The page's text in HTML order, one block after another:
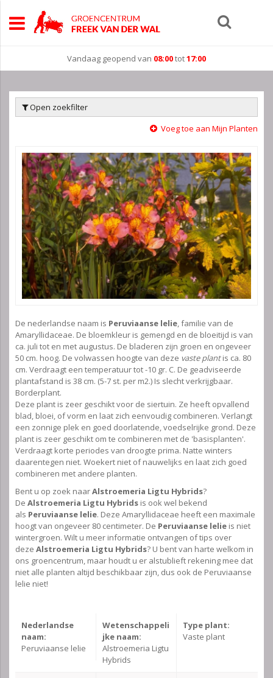
Vandaag geopend van 08:00tot17:00
Open zoekfilter
Voeg toe aan Mijn Planten
De nederlandse naam is Peruviaanse lelie, familie van de
Amaryllidaceae. De bloemkleur is gemengd en de bloeitijd is van
ca. juli tot en met augustus. De bladeren zijn groen en ongeveer
50 cm. hoog. De volwassen hoogte van deze vaste plantis ca. 80
cm. Verdraagt een temperatuur tot -10 gr. C. De geadviseerde
plantafstand is 38 cm. (5-7 st. per m2.) Is slecht verkrijgbaar.
Borderplant.
Deze plant is zeer geschikt voor de siertuin. Ze heeft opvallend
blad, bloei, of vorm en laat zich eenvoudig combineren. Verlangt
een zonnige plek en goed doorlatende, voedselrijke grond. Deze
plant is zeer geschikt om te combineren met de 'basisplanten'.
Verdraagt korte periodes van droogte prima. Natte winters
daarentegen niet. Woekert niet of nauwelijks en laat zich goed
combineren met andere planten.
Bent u op zoek naarAlstroemeria Ligtu Hybrids?
De Alstroemeria Ligtu Hybrids is ook wel bekend
als Peruviaanse lelie. Deze Amaryllidaceae heeft een maximale
hoogt van ongeveer 80 centimeter. De Peruviaanse lelie is niet
wintergroen. Wilt u meer informatie ontvangen of tips over
deze Alstroemeria Ligtu Hybrids? U bent van harte welkom in
ons groencentrum, maar houdt u er alstublieft rekening mee dat
niet alle planten altijd beschikbaar zijn, dus ook de Peruviaanse
lelie niet!
Nederlandse
naam:
Peruviaanse lelie
Wetenschappeli
jke naam:
Alstroemeria Ligtu
Hybrids
Type plant:
Vaste plant